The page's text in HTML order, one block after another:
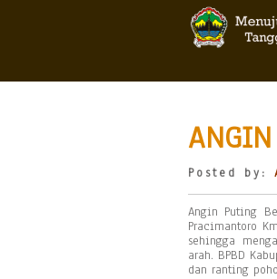
Posted by:
Angin Puting
Pracimantoro
sehingga
arah. BPBD
dan ranting